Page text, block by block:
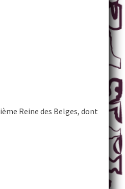
Reine des Belges, dont